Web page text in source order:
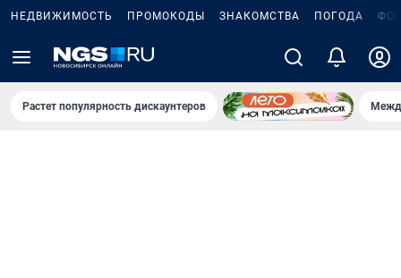
НЕДВИЖИМОСТЬ ПРОМОКОДЫ ЗНАКОМСТВА ПОГОДА
Растет популярность дискаунтеров